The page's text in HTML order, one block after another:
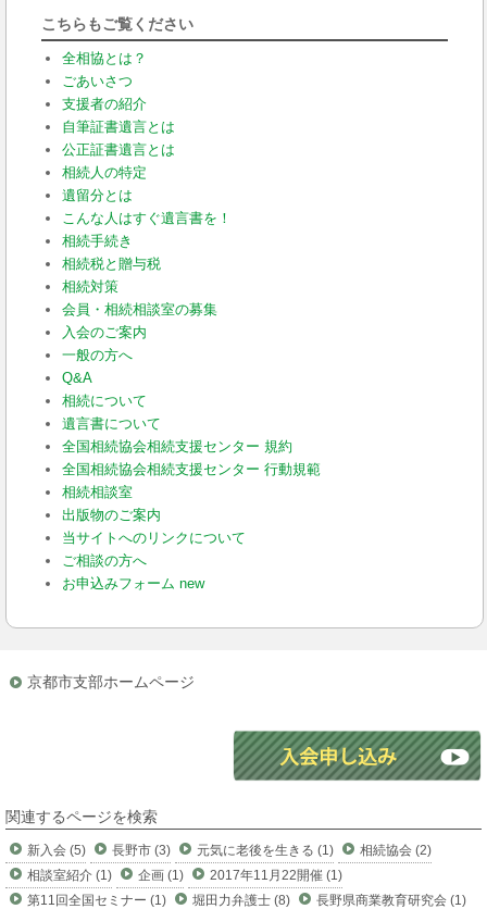
こちらもご覧ください
全相協とは？
ごあいさつ
支援者の紹介
自筆証書遺言とは
公正証書遺言とは
相続人の特定
遺留分とは
こんな人はすぐ遺言書を！
相続手続き
相続税と贈与税
相続対策
会員・相続相談室の募集
入会のご案内
一般の方へ
Q&A
相続について
遺言書について
全国相続協会相続支援センター 規約
全国相続協会相続支援センター 行動規範
相続相談室
出版物のご案内
当サイトへのリンクについて
ご相談の方へ
お申込みフォーム new
京都市支部ホームページ
関連するページを検索
新入会 (5) 長野市 (3) 元気に老後を生きる (1)
相続協会 (2)
相談室紹介 (1)
企画 (1)
2017年11月22開催 (1)
第11回全国セミナー (1)
堀田力弁護士 (8)
長野県商業教育研究会 (1)